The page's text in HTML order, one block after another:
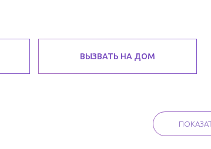
ВЫЗВАТЬ НА ДОМ